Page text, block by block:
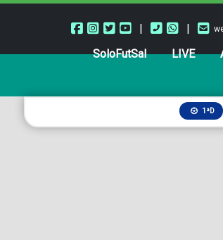
| |
SoloFutSal LIVE
1ªD